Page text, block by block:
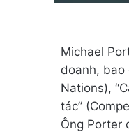
Michael
doanh, bao
Nations),
tác”
Ông Porter